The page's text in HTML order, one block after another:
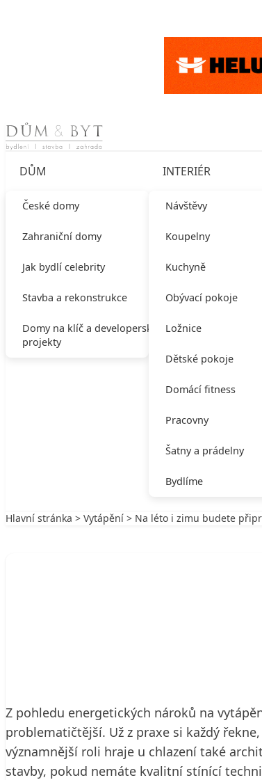
Skip to content
DŮM
České domy
Zahraniční domy
Jak bydlí celebrity
Stavba a rekonstrukce
Domy na klíč a developerské
projekty
INTERIÉR
Návštěvy
Koupelny
Kuchyně
Obývací pokoje
Ložnice
Dětské pokoje
Domácí fitness
Pracovny
Šatny a prádelny
Bydlíme
Hlavní stránka > Vytápění > Na léto i zimu budete
Z pohledu energetických nároků na
problematičtější. Už z praxe si každý
významnější roli hraje u chlazení také
stavby, pokud nemáte kvalitní stínící